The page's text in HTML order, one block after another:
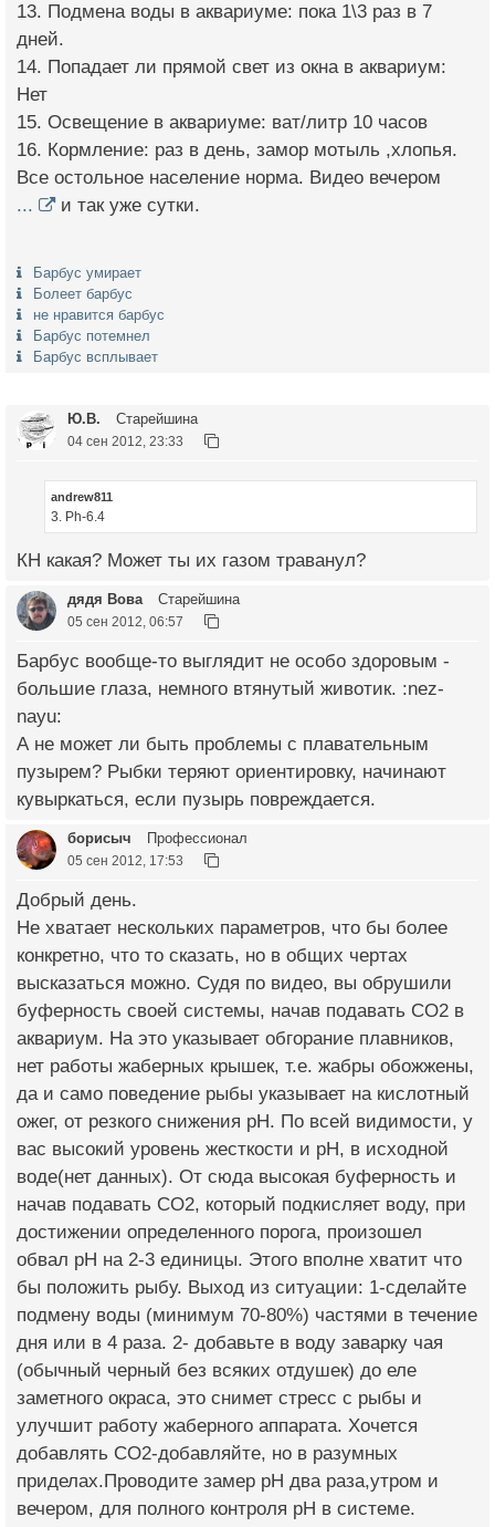
13. Подмена воды в аквариуме: пока 1\3 раз в 7
дней.
14. Попадает ли прямой свет из окна в аквариум:
Нет
15. Освещение в аквариуме: ват/литр 10 часов
16. Кормление: раз в день, замор мотыль ,хлопья.
Все остольное население норма. Видео вечером
...
и так уже сутки.
Барбус умирает
Болеет барбус
не нравится барбус
Барбус потемнел
Барбус всплывает
Ю.В. Старейшина
04 сен 2012, 23:33
andrew811
3. Ph-6.4
КН какая? Может ты их газом траванул?
дядя Вова Старейшина
05 сен 2012, 06:57
Барбус вообще-то выглядит не особо здоровым -
большие глаза, немного втянутый животик. :nez-
nayu:
А не может ли быть проблемы с плавательным
пузырем? Рыбки теряют ориентировку, начинают
кувыркаться, если пузырь повреждается.
борисыч Профессионал
05 сен 2012, 17:53
Добрый день.
Не хватает нескольких параметров, что бы более
конкретно, что то сказать, но в общих чертах
высказаться можно. Судя по видео, вы обрушили
буферность своей системы, начав подавать СО2 в
аквариум. На это указывает обгорание плавников,
нет работы жаберных крышек, т.е. жабры обожжены,
да и само поведение рыбы указывает на кислотный
ожег, от резкого снижения рН. По всей видимости, у
вас высокий уровень жесткости и рН, в исходной
воде(нет данных). От сюда высокая буферность и
начав подавать СО2, который подкисляет воду, при
достижении определенного порога, произошел
обвал рН на 2-3 единицы. Этого вполне хватит что
бы положить рыбу. Выход из ситуации: 1-сделайте
подмену воды (минимум 70-80%) частями в течение
дня или в 4 раза. 2- добавьте в воду заварку чая
(обычный черный без всяких отдушек) до еле
заметного окраса, это снимет стресс с рыбы и
улучшит работу жаберного аппарата. Хочется
добавлять СО2-добавляйте, но в разумных
приделах.Проводите замер рН два раза,утром и
вечером, для полного контроля рН в системе.